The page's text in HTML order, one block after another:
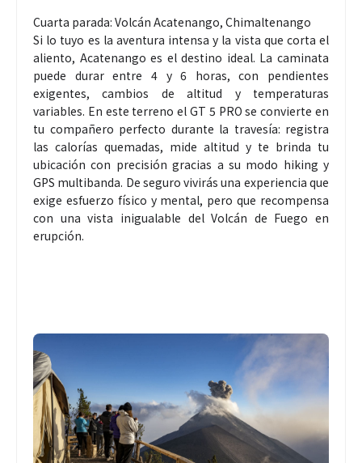
Cuarta parada: Volcán Acatenango, Chimaltenango
Si lo tuyo es la aventura intensa y la vista que corta el
aliento, Acatenango es el destino ideal. La caminata
puede durar entre 4 y 6 horas, con pendientes
exigentes, cambios de altitud y temperaturas
variables. En este terreno el GT 5 PRO se convierte en
tu compañero perfecto durante la travesía: registra
las calorías quemadas, mide altitud y te brinda tu
ubicación con precisión gracias a su modo hiking y
GPS multibanda. De seguro vivirás una experiencia que
exige esfuerzo físico y mental, pero que recompensa
con una vista inigualable del Volcán de Fuego en
erupción.